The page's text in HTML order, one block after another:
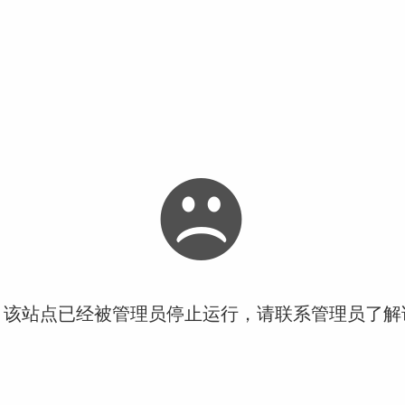
站点已经被管理员停止运行，请联系管理员了